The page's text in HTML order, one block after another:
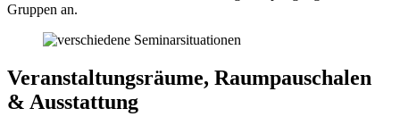
Gruppen an.
Veranstaltungsräume, Raumpauschalen
& Ausstattung